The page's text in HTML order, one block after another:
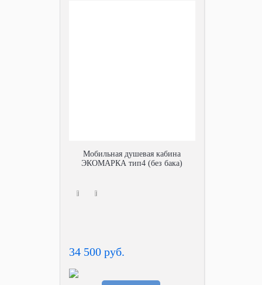
Мобильная душевая кабина
ЭКОМАРКА тип4 (без бака)
34 500 руб.